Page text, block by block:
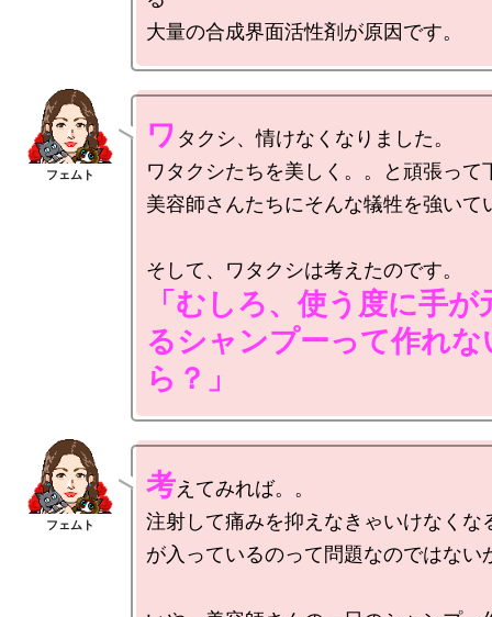
ワ タクシ、情けなくなりました。
ワタクシたちを美しく。。と頑張って
美容師さんたちにそんな犠牲を強いて
「むしろ、使う度に手
るシャンプーって作れな
ら？」
考えてみれば。。
注射して痛みを抑えなきゃいけなくな
が入っているのって問題なのではない